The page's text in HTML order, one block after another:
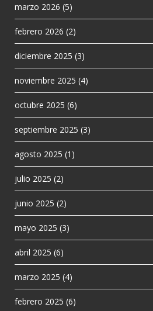
marzo 2026 (5)
febrero 2026 (2)
diciembre 2025 (3)
noviembre 2025 (4)
octubre 2025 (6)
septiembre 2025 (3)
agosto 2025 (1)
julio 2025 (2)
junio 2025 (2)
mayo 2025 (3)
abril 2025 (6)
marzo 2025 (4)
febrero 2025 (6)